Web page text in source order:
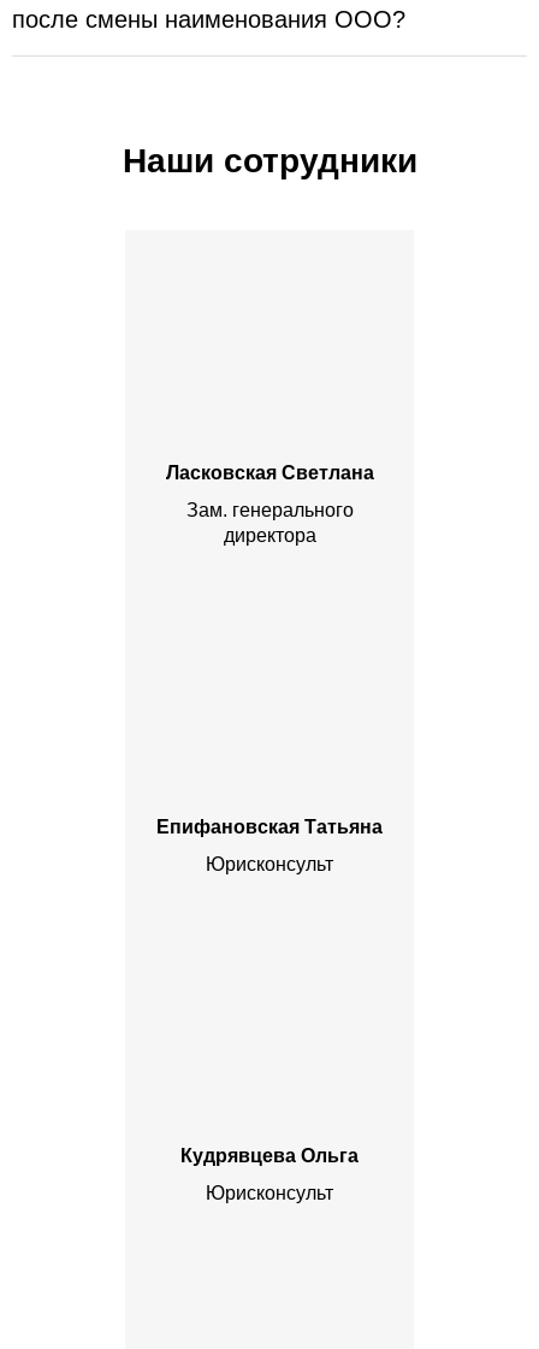
после смены наименования ООО?
Наши сотрудники
Ласковская Светлана
Зам. генерального
директора
Епифановская Татьяна
Юрисконсульт
Кудрявцева Ольга
Юрисконсульт